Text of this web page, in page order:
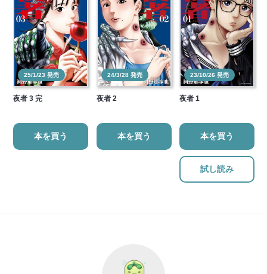
25/1/23 発売
夜者 3 完
本を買う
24/3/28 発売
夜者 2
本を買う
23/10/26 発売
夜者 1
本を買う
試し読み